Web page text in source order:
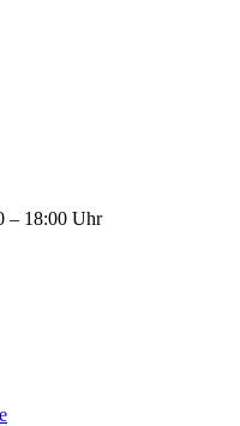
– 18:00 Uhr